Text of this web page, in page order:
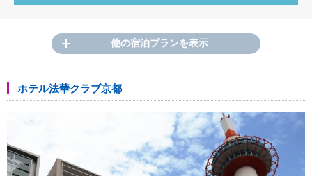
他の宿泊プランを表示
ホテル法華クラブ京都